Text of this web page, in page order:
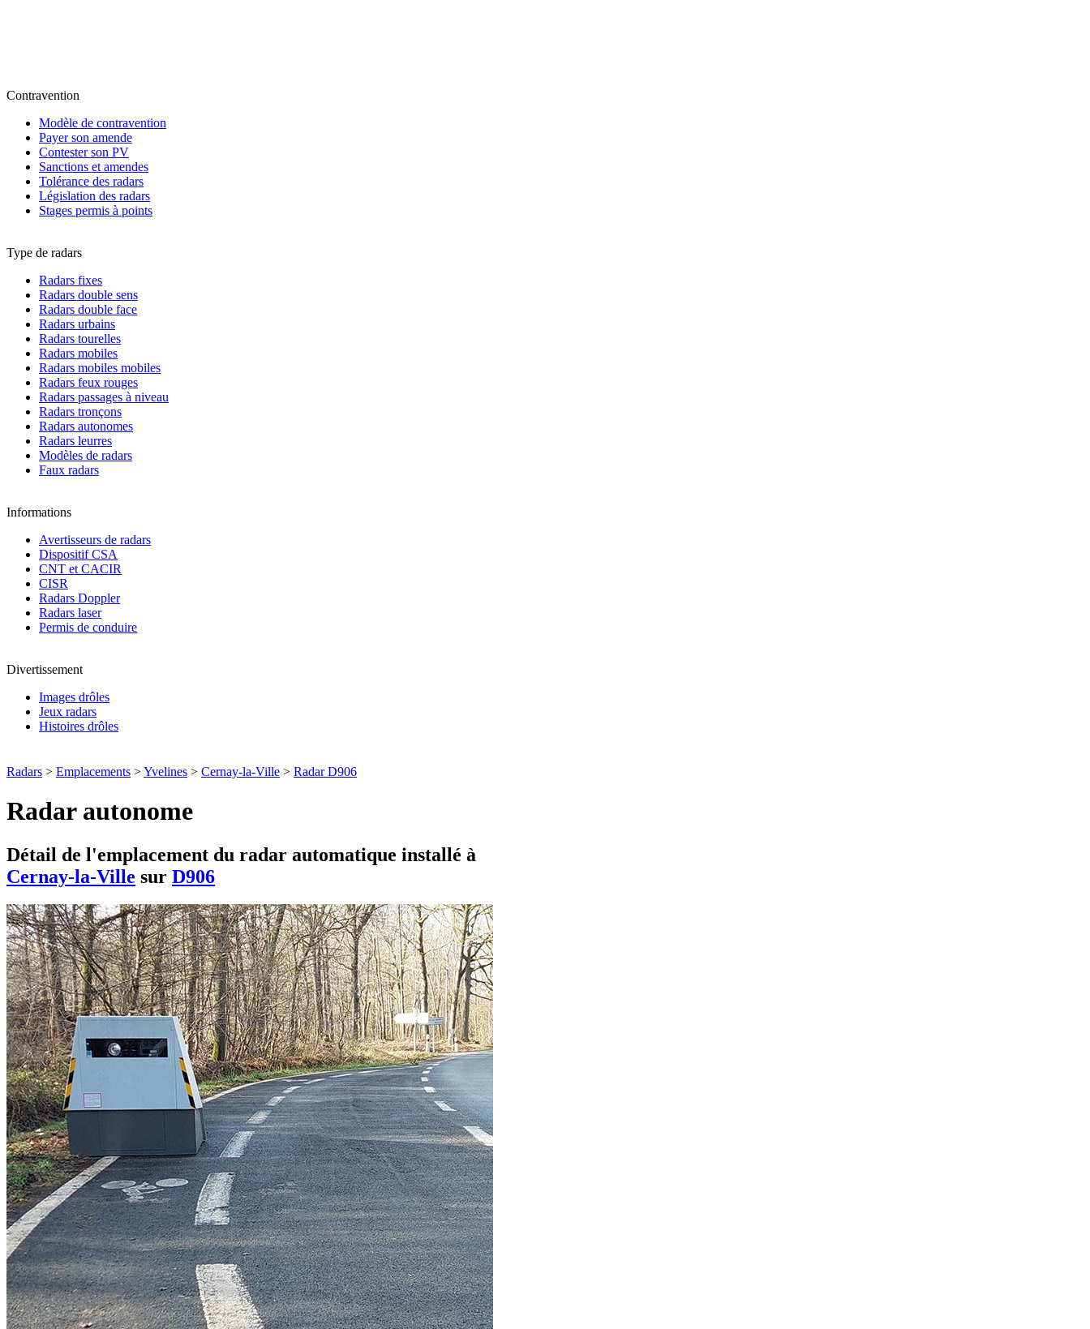
Contravention
Modèle de contravention
Payer son amende
Contester son PV
Sanctions et amendes
Tolérance des radars
Législation des radars
Stages permis à points
Type de radars
Radars fixes
Radars double sens
Radars double face
Radars urbains
Radars tourelles
Radars mobiles
Radars mobiles mobiles
Radars feux rouges
Radars passages à niveau
Radars tronçons
Radars autonomes
Radars leurres
Modèles de radars
Faux radars
Informations
Avertisseurs de radars
Dispositif CSA
CNT et CACIR
CISR
Radars Doppler
Radars laser
Permis de conduire
Divertissement
Images drôles
Jeux radars
Histoires drôles
Radars > Emplacements >Yvelines > Cernay-la-Ville > Radar D906
Radar autonome
Détail de l'emplacement du radar automatique installé à
Cernay-la-Ville sur D906